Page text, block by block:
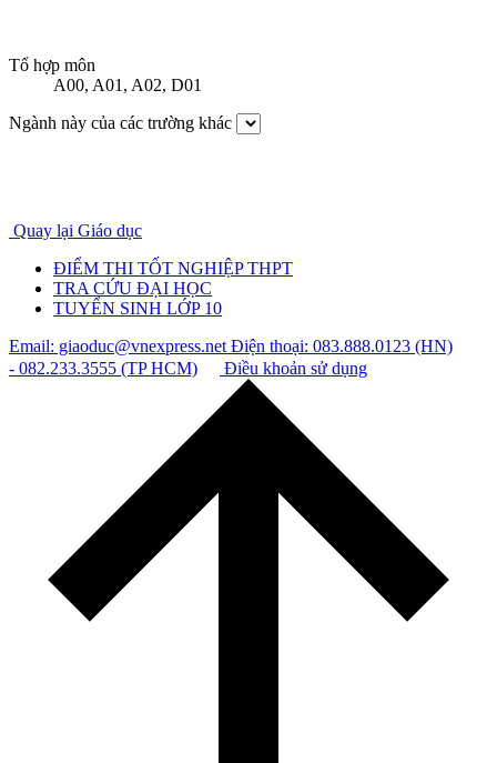
Tổ hợp môn
A00, A01, A02, D01
Ngành này của các trường khác
Quay lại Giáo dục
ĐIỂM THI TỐT NGHIỆP THPT
TRA CỨU ĐẠI HỌC
TUYỂN SINH LỚP 10
Email: giaoduc@vnexpress.netĐiện thoại: 083.888.0123 (HN)
- 082.233.3555 (TP HCM)
Điều khoản sử dụng